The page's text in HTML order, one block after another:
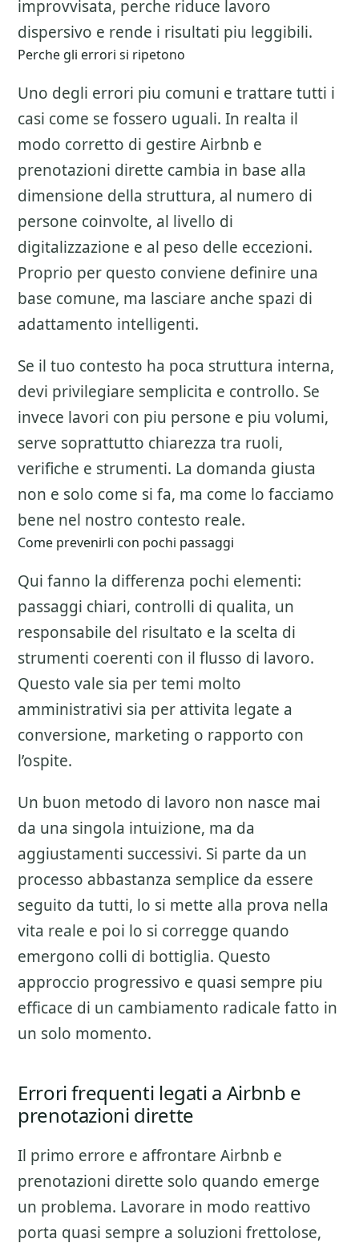
improvvisata, perche riduce lavoro
dispersivo e rende i risultati piu leggibili.
Perche gli errori si ripetono
Uno degli errori piu comuni e trattare tutti i
casi come se fossero uguali. In realta il
modo corretto di gestire Airbnb e
prenotazioni dirette cambia in base alla
dimensione della struttura, al numero di
persone coinvolte, al livello di
digitalizzazione e al peso delle eccezioni.
Proprio per questo conviene definire una
base comune, ma lasciare anche spazi di
adattamento intelligenti.
Se il tuo contesto ha poca struttura interna,
devi privilegiare semplicita e controllo. Se
invece lavori con piu persone e piu volumi,
serve soprattutto chiarezza tra ruoli,
verifiche e strumenti. La domanda giusta
non e solo come si fa, ma come lo facciamo
bene nel nostro contesto reale.
Come prevenirli con pochi passaggi
Qui fanno la differenza pochi elementi:
passaggi chiari, controlli di qualita, un
responsabile del risultato e la scelta di
strumenti coerenti con il flusso di lavoro.
Questo vale sia per temi molto
amministrativi sia per attivita legate a
conversione, marketing o rapporto con
l’ospite.
Un buon metodo di lavoro non nasce mai
da una singola intuizione, ma da
aggiustamenti successivi. Si parte da un
processo abbastanza semplice da essere
seguito da tutti, lo si mette alla prova nella
vita reale e poi lo si corregge quando
emergono colli di bottiglia. Questo
approccio progressivo e quasi sempre piu
efficace di un cambiamento radicale fatto in
un solo momento.
Errori frequenti legati a Airbnb e
prenotazioni dirette
Il primo errore e affrontare Airbnb e
prenotazioni dirette solo quando emerge
un problema. Lavorare in modo reattivo
porta quasi sempre a soluzioni frettolose,